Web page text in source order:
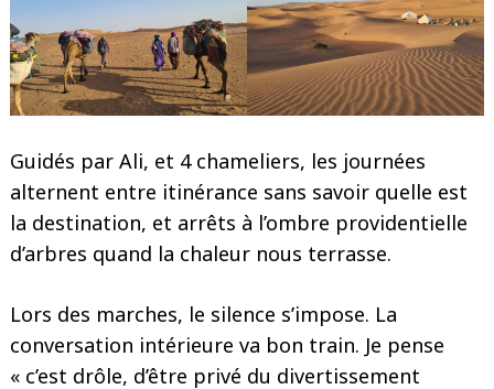
Guidés par Ali, et 4 chameliers, les journées
alternent entre itinérance sans savoir quelle est
la destination, et arrêts à l’ombre providentielle
d’arbres quand la chaleur nous terrasse.
Lors des marches, le silence s’impose. La
conversation intérieure va bon train. Je pense
« c’est drôle, d’être privé du divertissement